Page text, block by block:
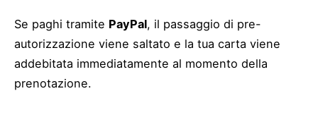
Se paghi tramite PayPal, il passaggio di pre-
autorizzazione viene saltato e la tua carta viene
addebitata immediatamente al momento della
prenotazione.